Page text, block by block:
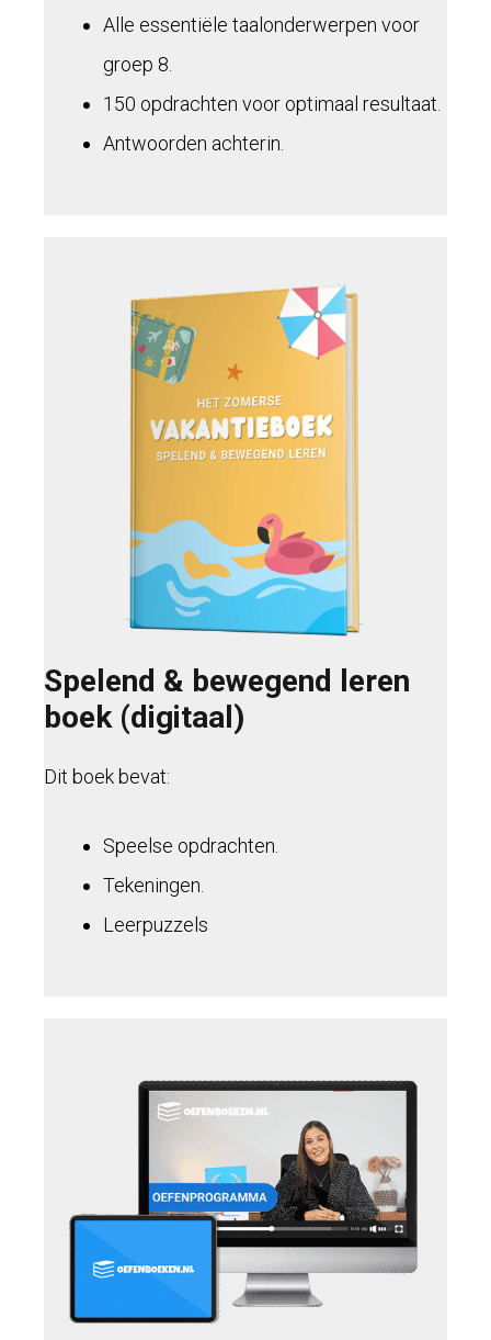
Alle essentiële taalonderwerpen voor
groep 8.
150 opdrachten voor optimaal resultaat.
Antwoorden achterin.
Spelend & bewegend leren
boek (digitaal)
Dit boek bevat:
Speelse opdrachten.
Tekeningen.
Leerpuzzels